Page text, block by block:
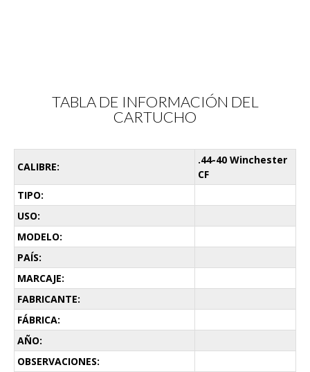
TABLA DE INFORMACIÓN DEL
CARTUCHO
CALIBRE:
.44-40 Winchester
CF
TIPO:
USO:
MODELO:
PAÍS:
MARCAJE:
FABRICANTE:
FÁBRICA:
AÑO:
OBSERVACIONES: